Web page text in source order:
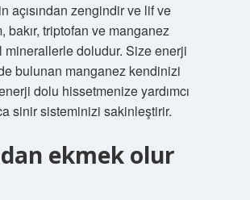
açısından zengindir ve lif ve
bakır, triptofan ve manganez
minerallerle doludur. Size enerji
bulunan manganez kendinizi
dolu hissetmenize yardımcı
sinir sisteminizi sakinleştirir.
ekmek olur